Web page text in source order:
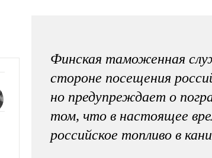
Финская таможенная
стороне посещения
но предупреждает о
том, что в настоящее
российское топливо в